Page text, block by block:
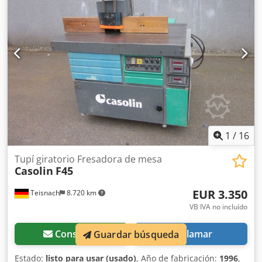
1 / 16
Teisnach 8.720 km
Tupí giratorio Fresadora de mesa
Casolin F45
EUR 3.350
VB IVA no incluído
Consultar Llamar
Estado: listo para usar (usado), Año de fabricación: 1996,
Guardar búsqueda